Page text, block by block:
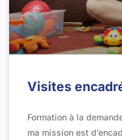
Visites
Formation à la
ma mission est